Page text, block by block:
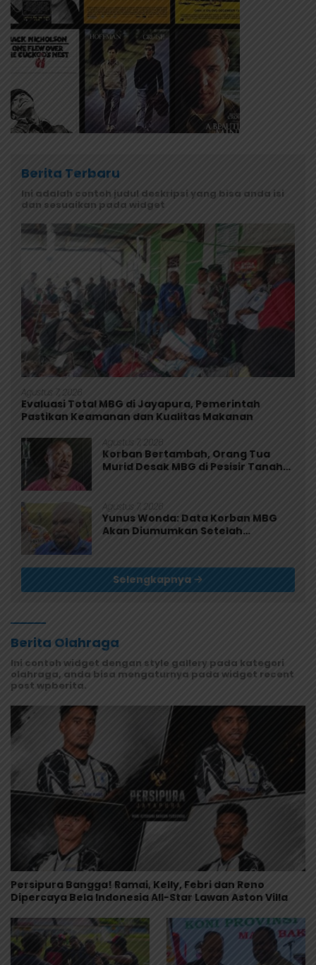
Berita Terbaru
Ini adalah contoh judul deskripsi yang bisa anda isi
dan sesuaikan pada widget
Agustus 7, 2026
Evaluasi Total MBG di Jayapura, Pemerintah
Pastikan Keamanan dan Kualitas Makanan
Agustus 7, 2026
Korban Bertambah, Orang Tua
Murid Desak MBG di Pesisir Tanah
Agustus 7, 2026
Yunus Wonda: Data Korban MBG
Akan Diumumkan Setelah
Selengkapnya
Berita Olahraga
Ini contoh widget dengan style gallery pada kategori
olahraga, anda bisa mengaturnya pada widget recent
post wpberita.
Persipura Bangga! Ramai, Kelly, Febri dan Reno
Dipercaya Bela Indonesia All-Star Lawan Aston Villa